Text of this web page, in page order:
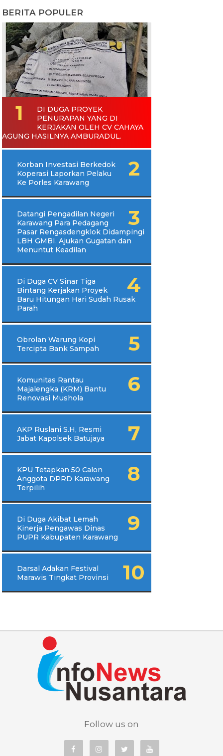
BERITA POPULER
DI DUGA PROYEK
PENURAPAN YANG DI
KERJAKAN OLEH CV CAHAYA
AGUNG HASILNYA AMBURADUL.
Korban Investasi Berkedok
Koperasi Laporkan Pelaku
Ke Porles Karawang
Datangi Pengadilan Negeri
Karawang Para Pedagang
Pasar Rengasdengklok Didampingi
LBH GMBI, Ajukan Gugatan dan
Menuntut Keadilan
Di Duga CV Sinar Tiga
Bintang Kerjakan Proyek
Baru Hitungan Hari Sudah Rusak
Parah
Obrolan Warung Kopi
Tercipta Bank Sampah
Komunitas Rantau
Majalengka (KRM) Bantu
Renovasi Mushola
AKP Ruslani S.H, Resmi
Jabat Kapolsek Batujaya
KPU Tetapkan 50 Calon
Anggota DPRD Karawang
Terpilih
Di Duga Akibat Lemah
Kinerja Pengawas Dinas
PUPR Kabupaten Karawang
Darsal Adakan Festival
Marawis Tingkat Provinsi
Follow us on